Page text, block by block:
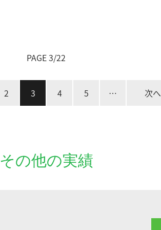
PAGE 3/22
2 3 4 5 … 次へ
その他の実績